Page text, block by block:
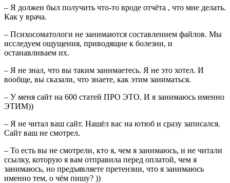
– Я должен был получить что-то вроде отчёта , что мне делать.
Как у врача.
– Психосоматологи не занимаются составлением файлов. Мы
исследуем ощущения, приводящие к болезни, и
останавливаем их.
– Я не знал, что вы таким занимаетесь. Я не это хотел. И
вообще, вы сказали, что знаете, как этим заниматься.
– У меня сайт на 600 статей ПРО ЭТО. И я занимаюсь именно
ЭТИМ))
– Я не читал ваш сайт. Нашёл вас на ютюб и сразу записался.
Сайт ваш не смотрел.
– То есть вы не смотрели, кто я, чем я занимаюсь, и не читали
ссылку, которую я вам отправила перед оплатой, чем я
занимаюсь, но предъявляете претензии, что я занимаюсь
именно тем, о чём пишу? ))